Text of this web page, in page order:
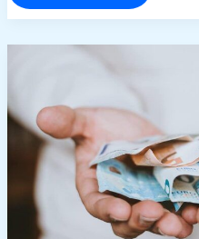
L’IMPORTANCE
DU
CLIENT